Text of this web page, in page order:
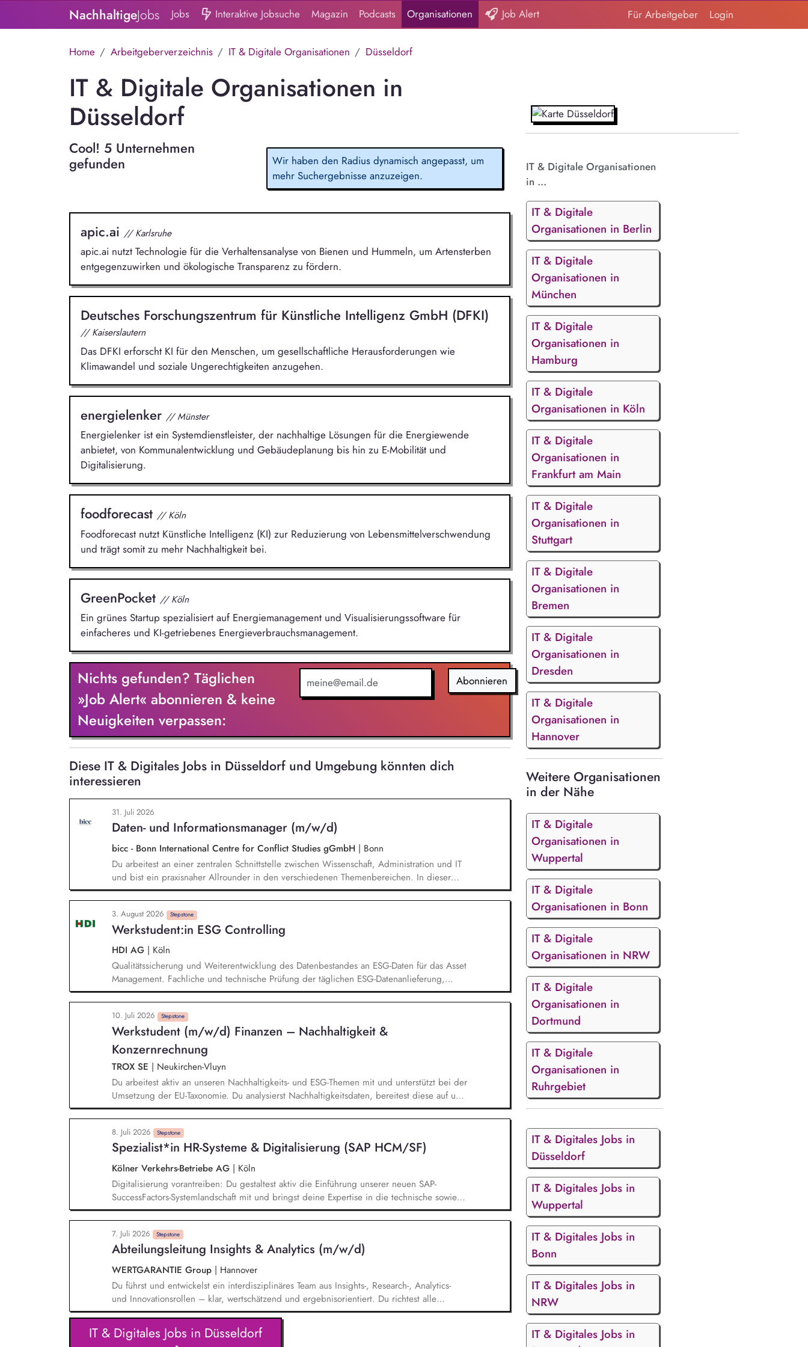
NachhaltigeJobs Jobs Interaktive Jobsuche Magazin Podcasts Organisationen Job Alert Für Arbeitgeber Login
Home Arbeitgeberverzeichnis IT & Digitale Organisationen Düsseldorf
IT & Digitale Organisationen in
Düsseldorf
Cool! 5 Unternehmen
gefunden
Wir haben den Radius dynamisch angepasst, um
mehr Suchergebnisse anzuzeigen.
apic.ai // Karlsruhe
apic.ai nutzt Technologie für die Verhaltensanalyse von Bienen und Hummeln, um Artensterben
entgegenzuwirken und ökologische Transparenz zu fördern.
Deutsches Forschungszentrum für Künstliche Intelligenz GmbH (DFKI)
// Kaiserslautern
Das DFKI erforscht KI für den Menschen, um gesellschaftliche Herausforderungen wie
Klimawandel und soziale Ungerechtigkeiten anzugehen.
energielenker // Münster
Energielenker ist ein Systemdienstleister, der nachhaltige Lösungen für die Energiewende
anbietet, von Kommunalentwicklung und Gebäudeplanung bis hin zu E-Mobilität und
Digitalisierung.
foodforecast // Köln
Foodforecast nutzt Künstliche Intelligenz (KI) zur Reduzierung von Lebensmittelverschwendung
und trägt somit zu mehr Nachhaltigkeit bei.
GreenPocket // Köln
Ein grünes Startup spezialisiert auf Energiemanagement und Visualisierungssoftware für
einfacheres und KI-getriebenes Energieverbrauchsmanagement.
Nichts gefunden? Täglichen
»Job Alert« abonnieren & keine
Neuigkeiten verpassen:
Abonnieren
Diese IT & Digitales Jobs in Düsseldorf und Umgebung könnten dich
interessieren
31. Juli 2026
Daten- und Informationsmanager (m/w/d)
bicc - Bonn International Centre for Conflict Studies gGmbH | Bonn
Du arbeitest an einer zentralen Schnittstelle zwischen Wissenschaft, Administration und IT
und bist ein praxisnaher Allrounder in den verschiedenen Themenbereichen. In dieser
Rolle betreust Du unsere Bibliothek, entwickelst unser Forschungsinformationssystem (FIS)
und das institutionelle Forschungsdatenmanagement (FDM) weiter. Du sicherst die Qualität
und Nachvollziehbarkeit von Forschungsinformationen und unterstützt durch Analysen,
Kennzahlen und Berichte die strategische Steuerung des Instituts.
3. August 2026 Stepstone
Werkstudent:in ESG Controlling
HDI AG | Köln
Qualitätssicherung und Weiterentwicklung des Datenbestandes an ESG-Daten für das Asset
Management. Fachliche und technische Prüfung der täglichen ESG-Datenanlieferung,
Analyse von Auffälligkeiten. Erstellung und Weiterentwicklung von Ausschlusslisten für die
Kapitalanlage anhand von ESG-Kriterien. Erstellung von Kunden-Reports auf Grundlage
von ESG-Daten. Unterstützung bei regulatorischen Meldungen im ESG-Umfeld. Analyse
und Research im ESG-Umfeld.
10. Juli 2026 Stepstone
Werkstudent (m/w/d) Finanzen – Nachhaltigkeit &
Konzernrechnung
TROX SE | Neukirchen-Vluyn
Du arbeitest aktiv an unseren Nachhaltigkeits- und ESG-Themen mit und unterstützt bei der
Umsetzung der EU-Taxonomie. Du analysierst Nachhaltigkeitsdaten, bereitest diese auf und
leistest damit einen wichtigen Beitrag zum Konzernreporting. Du erstellst aussagekräftige
Präsentationen für das Finanzreporting. Du wirkst bei der Einführung einer modernen
Business-Intelligence-Lösung (BI) zur Digitalisierung unseres Nachhaltigkeitsreportings mit.
8. Juli 2026 Stepstone
Spezialist*in HR-Systeme & Digitalisierung (SAP HCM/SF)
Kölner Verkehrs-Betriebe AG | Köln
Digitalisierung vorantreiben: Du gestaltest aktiv die Einführung unserer neuen SAP-
SuccessFactors-Systemlandschaft mit und bringst deine Expertise in die technische sowie
prozessuale Umsetzung ein. Dabei unterstützt du die Weiterentwicklung unserer
Systemlandschaft hin zu einer innovativen, cloudbasierten HR-Plattform, die digitale HR-
Prozesse neu denkt und die Grundlage für die Personalarbeit von morgen schafft. Systeme
betreuen & weiterentwickeln: Du übernimmst die Verantwortung für die Ausrichtung und
Umsetzung der Konfiguration sowie die Betreuung, als auch die Qualitätssicherung und
kontinuierliche Weiterentwicklung unserer SAP-HCM/SuccessFactors-Systemlandschaft.
7. Juli 2026 Stepstone
Abteilungsleitung Insights & Analytics (m/w/d)
WERTGARANTIE Group | Hannover
Du führst und entwickelst ein interdisziplinäres Team aus Insights-, Research-, Analytics-
und Innovationsrollen – klar, wertschätzend und ergebnisorientiert. Du richtest alle
Insights-, Analytics- und Research-Aktivitäten konsequent an der CX- und ROCX-Strategie
des Unternehmens aus und sorgst für deren wirksame Umsetzung im Tagesgeschäft. Du
stellst sicher, dass Marktforschungs- und Research-Ergebnisse (z. B. Kunden-, Journey-,
IT & Digitales Jobs in Düsseldorf
IT & Digitale Organisationen
in ...
IT & Digitale
Organisationen in Berlin
IT & Digitale
Organisationen in
München
IT & Digitale
Organisationen in
Hamburg
IT & Digitale
Organisationen in Köln
IT & Digitale
Organisationen in
Frankfurt am Main
IT & Digitale
Organisationen in
Stuttgart
IT & Digitale
Organisationen in
Bremen
IT & Digitale
Organisationen in
Dresden
IT & Digitale
Organisationen in
Hannover
Weitere Organisationen
in der Nähe
IT & Digitale
Organisationen in
Wuppertal
IT & Digitale
Organisationen in Bonn
IT & Digitale
Organisationen in NRW
IT & Digitale
Organisationen in
Dortmund
IT & Digitale
Organisationen in
Ruhrgebiet
IT & Digitales Jobs in
Düsseldorf
IT & Digitales Jobs in
Wuppertal
IT & Digitales Jobs in
Bonn
IT & Digitales Jobs in
NRW
IT & Digitales Jobs in